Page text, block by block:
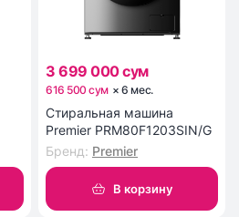
3 699 000 сум
616 500 сум ×6 мес.
Стиральная машина
Premier PRM80F1203SIN/G
Бренд: Premier
В корзину